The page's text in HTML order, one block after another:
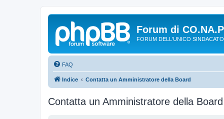
Forum di
FORUM DELL'UNICO
FAQ
Indice Contatta un Amministratore della Board
Contatta un Amministratore della Board